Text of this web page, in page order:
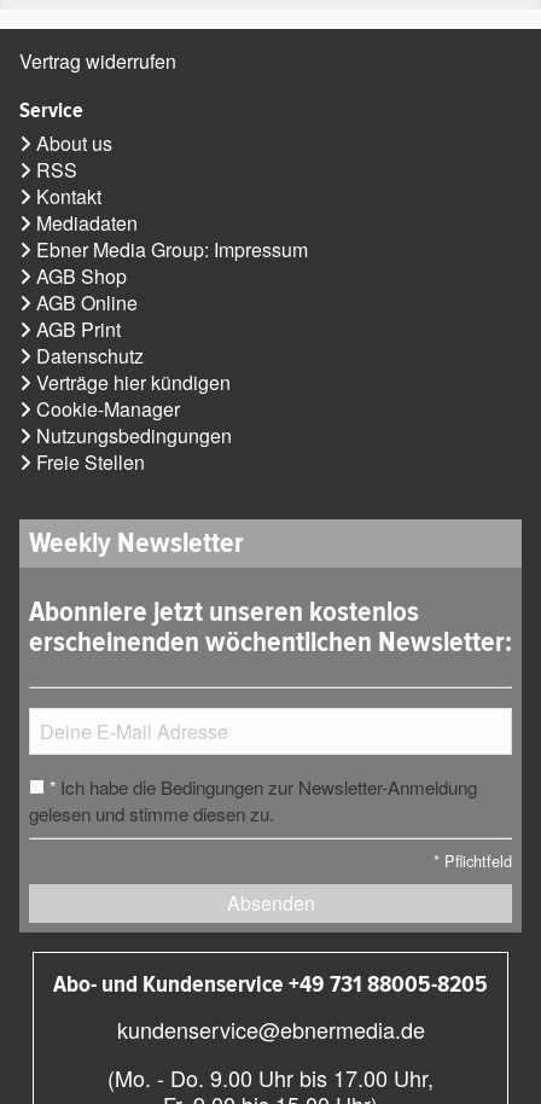
Vertrag widerrufen
Service
About us
RSS
Kontakt
Mediadaten
Ebner Media Group: Impressum
AGB Shop
AGB Online
AGB Print
Datenschutz
Verträge hier kündigen
Cookie-Manager
Nutzungsbedingungen
Freie Stellen
Weekly Newsletter
Abonniere jetzt unseren kostenlos
erscheinenden wöchentlichen Newsletter:
* Ich habe die Bedingungen zur Newsletter-Anmeldung
gelesen und stimme diesen zu.
* Pflichtfeld
Absenden
Abo- und Kundenservice +49 731 88005-8205
kundenservice@ebnermedia.de
(Mo. - Do. 9.00 Uhr bis 17.00 Uhr,